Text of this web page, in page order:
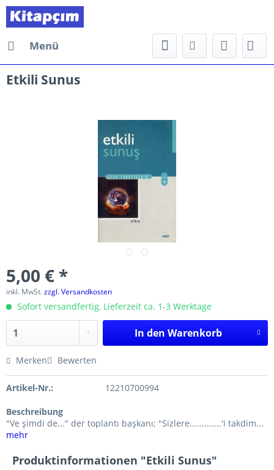
Menü
Etkili Sunus
5,00 € *
inkl. MwSt.zzgl. Versandkosten
Sofort versandfertig, Lieferzeit ca. 1-3 Werktage
In den Warenkorb
Merken Bewerten
Artikel-Nr.: 12210700994
Beschreibung
"Ve şimdi de..." der toplantı başkanı; "Sizlere.............'i takdim...
mehr
Produktinformationen "Etkili Sunus"